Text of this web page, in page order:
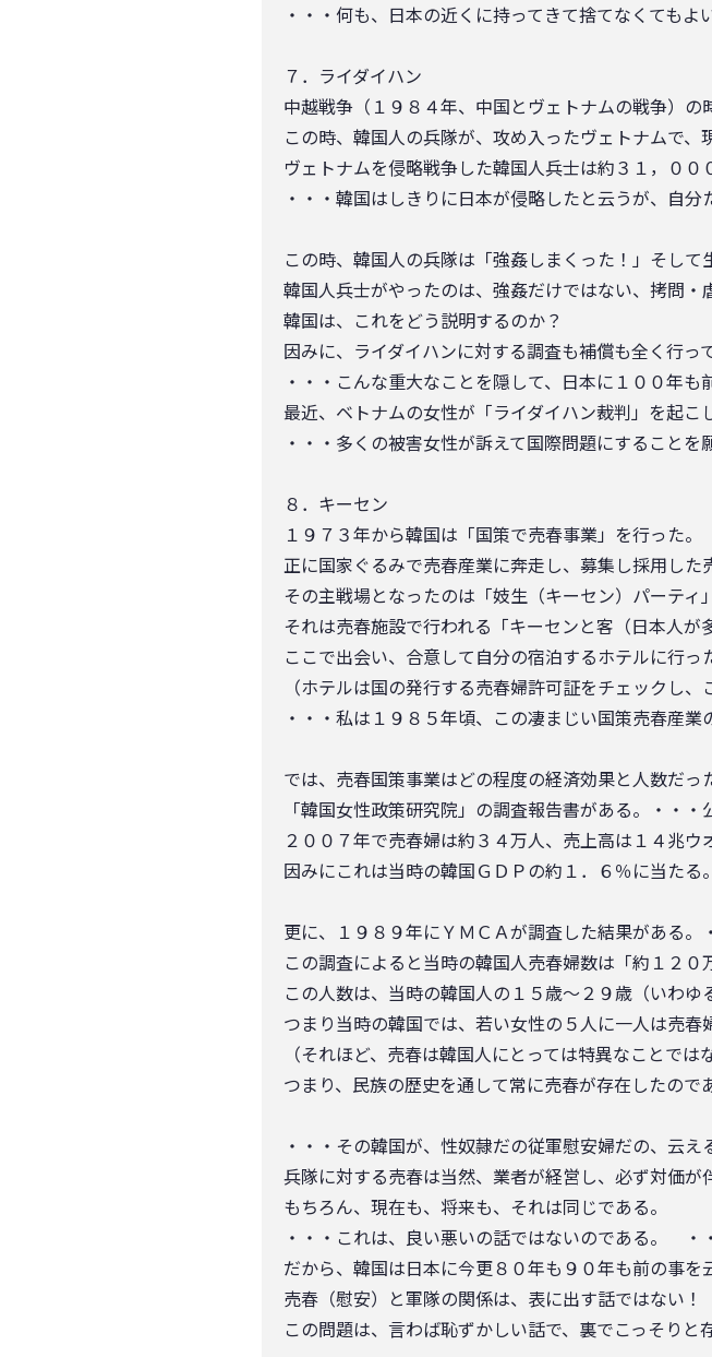
・・・何も、日本の近くに持ってきて捨てなくてもよ
７．ライダイハン
中越戦争（１９８４年、中国とヴェトナムの戦争）の
この時、韓国人の兵隊が、攻め入ったヴェトナムで、
ヴェトナムを侵略戦争した韓国人兵士は約３１，００
・・・韓国はしきりに日本が侵略したと云うが、自
この時、韓国人の兵隊は「強姦しまくった！」そし
韓国人兵士がやったのは、強姦だけではない、拷問・
韓国は、これをどう説明するのか？
因みに、ライダイハンに対する調査も補償も全く行っ
・・・こんな重大なことを隠して、日本に１００年も
最近、ベトナムの女性が「ライダイハン裁判」を起こ
・・・多くの被害女性が訴えて国際問題にすることを
８．キーセン
１９７３年から韓国は「国策で売春事業」を行った。
正に国家ぐるみで売春産業に奔走し、募集し採用した
その主戦場となったのは「妓生（キーセン）パーティ
それは売春施設で行われる「キーセンと客（日本人
ここで出会い、合意して自分の宿泊するホテルに行
（ホテルは国の発行する売春婦許可証をチェックし
・・・私は１９８５年頃、この凄まじい国策売春産業
では、売春国策事業はどの程度の経済効果と人数だっ
「韓国女性政策研究院」の調査報告書がある。・・
２００７年で売春婦は約３４万人、売上高は１４兆
因みにこれは当時の韓国ＧＤＰの約１．６％に当た
更に、１９８９年にＹＭＣＡが調査した結果がある。
この調査によると当時の韓国人売春婦数は「約１２
この人数は、当時の韓国人の１５歳～２９歳（いわ
つまり当時の韓国では、若い女性の５人に一人は売
（それほど、売春は韓国人にとっては特異なことでは
つまり、民族の歴史を通して常に売春が存在したので
・・・その韓国が、性奴隷だの従軍慰安婦だの、云え
兵隊に対する売春は当然、業者が経営し、必ず対価
もちろん、現在も、将来も、それは同じである。
・・・これは、良い悪いの話ではないのである。 ・
だから、韓国は日本に今更８０年も９０年も前の事
売春（慰安）と軍隊の関係は、表に出す話ではない
この問題は、言わば恥ずかしい話で、裏でこっそりと